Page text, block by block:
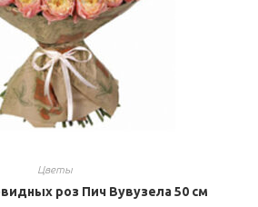
Цветы
роз Пич Вувузела 50 см